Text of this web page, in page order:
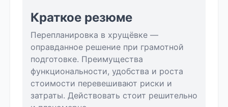
Краткое резюме
Перепланировка в хрущёвке —
оправданное решение при грамотной
подготовке. Преимущества
функциональности, удобства и роста
стоимости перевешивают риски и
затраты. Действовать стоит решительно